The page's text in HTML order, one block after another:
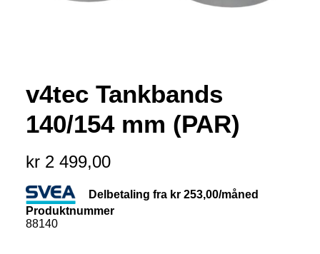
BLI DYKKERINSTRUKTØR
kr0,00
0
v4tec Tankbands
140/154 mm (PAR)
kr 2 499,00
Delbetaling fra kr 253,00/måned
Produktnummer
88140